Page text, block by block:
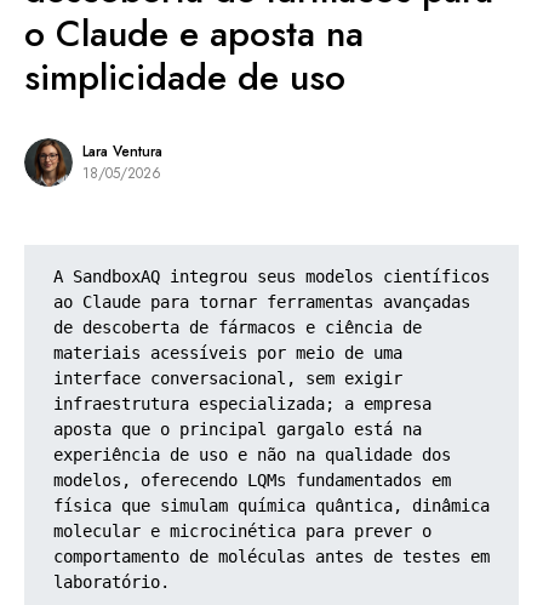
o Claude e aposta na
simplicidade de uso
Lara Ventura
18/05/2026
A SandboxAQ integrou seus modelos científicos
ao Claude para tornar ferramentas avançadas
de descoberta de fármacos e ciência de
materiais acessíveis por meio de uma
interface conversacional, sem exigir
infraestrutura especializada; a empresa
aposta que o principal gargalo está na
experiência de uso e não na qualidade dos
modelos, oferecendo LQMs fundamentados em
física que simulam química quântica, dinâmica
molecular e microcinética para prever o
comportamento de moléculas antes de testes em
laboratório.